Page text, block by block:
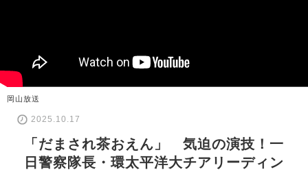
岡山放送
2025.10.17
「だまされ茶おえん」 気迫の演技！一
日警察隊長・環太平洋大チアリーディン